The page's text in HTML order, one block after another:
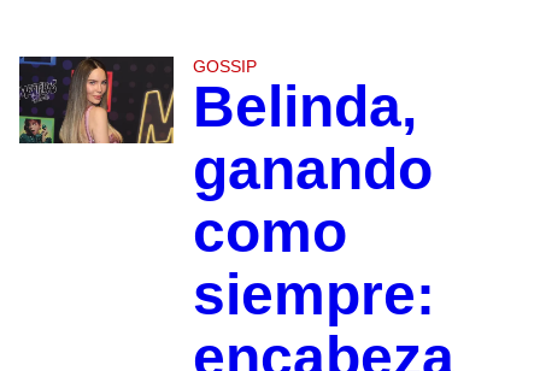
GOSSIP
Belinda,
ganando
como
siempre:
encabeza